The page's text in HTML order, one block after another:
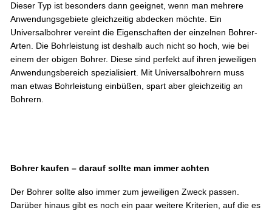
Dieser Typ ist besonders dann geeignet, wenn man mehrere
Anwendungsgebiete gleichzeitig abdecken möchte. Ein
Universalbohrer vereint die Eigenschaften der einzelnen Bohrer-
Arten. Die Bohrleistung ist deshalb auch nicht so hoch, wie bei
einem der obigen Bohrer. Diese sind perfekt auf ihren jeweiligen
Anwendungsbereich spezialisiert. Mit Universalbohrern muss
man etwas Bohrleistung einbüßen, spart aber gleichzeitig an
Bohrern.
Bohrer kaufen – darauf sollte man immer achten
Der Bohrer sollte also immer zum jeweiligen Zweck passen.
Darüber hinaus gibt es noch ein paar weitere Kriterien, auf die es